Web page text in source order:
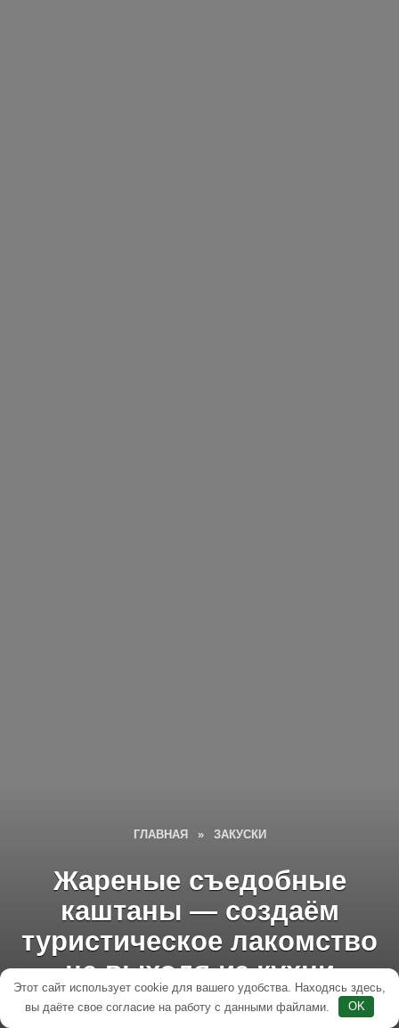
ГЛАВНАЯ » ЗАКУСКИ
Жареные съедобные
каштаны — создаём
туристическое лакомство
не выходя из кухни
Этот сайт использует cookie для вашего удобства. Находясь здесь,
вы даёте свое согласие на работу с данными файлами.
OK